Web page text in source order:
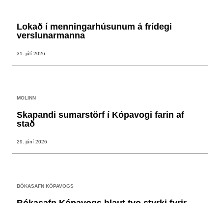
Lokað í menningarhúsunum á frídegi
verslunarmanna
31. júlí 2026
MOLINN
Skapandi sumarstörf í Kópavogi farin af
stað
29. júní 2026
BÓKASAFN KÓPAVOGS